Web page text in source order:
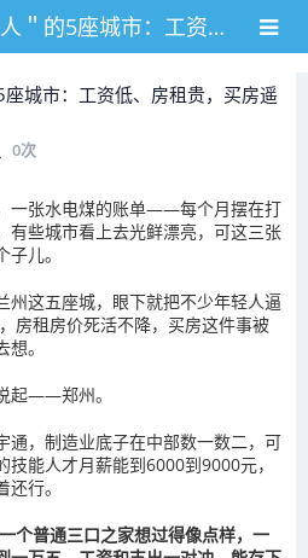
原创 ＂留不住打工人＂的5座城市：工资低、房租贵，买房遥遥无期
城市：工资低、房租贵，买房遥
0次
一张水电煤的账单——每个月摆在打
有些城市看上去光鲜漂亮，可这三张
儿。
州这五座城，眼下就把不少年轻人逼
房租房价死活不降，买房这件事被
。
起——郑州。
通，制造业底子在中部数一数二，可
能人才月薪能到6000到9000元，
行。
个普通三口之家想过得像点样，一